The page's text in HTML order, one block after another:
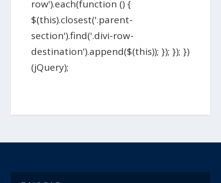
row').each(function () {
$(this).closest('.parent-
section').find('.divi-row-
destination').append($(this)); }); }); })
(jQuery);